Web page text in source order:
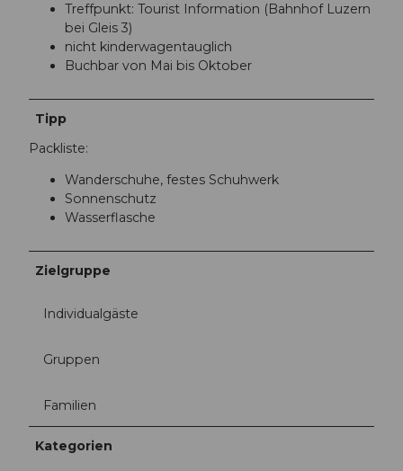
Treffpunkt: Tourist Information (Bahnhof Luzern
bei Gleis 3)
nicht kinderwagentauglich
Buchbar von Mai bis Oktober
Tipp
Packliste:
Wanderschuhe, festes Schuhwerk
Sonnenschutz
Wasserflasche
Zielgruppe
Individualgäste
Gruppen
Familien
Kategorien